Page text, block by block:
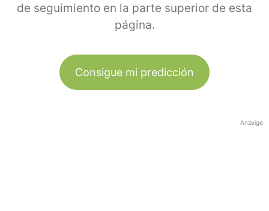
de seguimiento en la parte superior de esta
página.
Consigue mi predicción
Anzeige